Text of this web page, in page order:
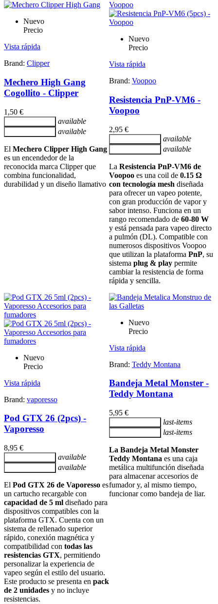
Nuevo
Precio
Vista rápida
Brand: Clipper
Mechero High Gang
Cogollito - Clipper
1,50 €
available
available
El Mechero Clipper High Gang
es un encendedor de la
reconocida marca Clipper que
combina funcionalidad,
durabilidad y un diseño llamativo
Nuevo
Precio
Vista rápida
Brand: Voopoo
Resistencia PnP-VM6 -
Voopoo
2,95 €
available
available
La Resistencia PnP-VM6 de
Voopoo es una coil de 0.15 Ω
con tecnología mesh diseñada
para ofrecer un vapeo potente,
con gran producción de vapor y
sabor intenso. Funciona en un
rango recomendado de 60-80 W
y está pensada para vapeo directo
a pulmón (DL). Compatible con
numerosos dispositivos Voopoo
que utilizan la plataforma PnP, su
sistema plug & play permite
cambiar la resistencia de forma
rápida y sencilla.
Nuevo
Precio
Vista rápida
Brand: vaporesso
Pod GTX 26 (2pcs) -
Vaporesso
8,95 €
available
available
El Pod GTX 26 de Vaporesso es
un cartucho recargable con
capacidad de 5 ml diseñado para
dispositivos compatibles con la
plataforma GTX. Cuenta con un
sistema de rellenado superior
rápido, conexión magnética y
compatibilidad con todas las
resistencias GTX, permitiendo
personalizar la experiencia de
vapeo según el estilo del usuario.
Este producto se presenta en pack
de 2 unidades y no incluye
resistencias.
Nuevo
Precio
Vista rápida
Brand: Teddy Montana
Bandeja Metal Monster -
Teddy Montana
5,95 €
last-items
last-items
La Bandeja Metal Monster
Teddy Montana es una caja
metálica multifunción diseñada
para almacenar accesorios de
fumador y, al mismo tiempo,
funcionar como bandeja de liar.